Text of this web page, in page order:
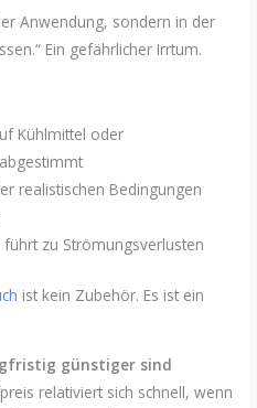
Anwendung, sondern in der
Ein gefährlicher Irrtum.
Kühlmittel oder
realistischen Bedingungen
zu Strömungsverlusten
ist kein Zubehör. Es ist ein
günstiger sind
relativiert sich schnell, wenn